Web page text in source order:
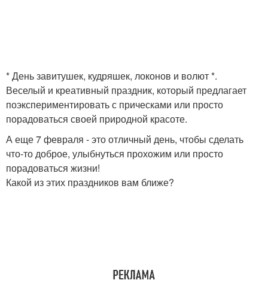
* День завитушек, кудряшек, локонов и волют *.
Веселый и креативный праздник, который предлагает
поэкспериментировать с прическами или просто
порадоваться своей природной красоте.
А еще 7 февраля - это отличный день, чтобы сделать
что-то доброе, улыбнуться прохожим или просто
порадоваться жизни!
Какой из этих праздников вам ближе?